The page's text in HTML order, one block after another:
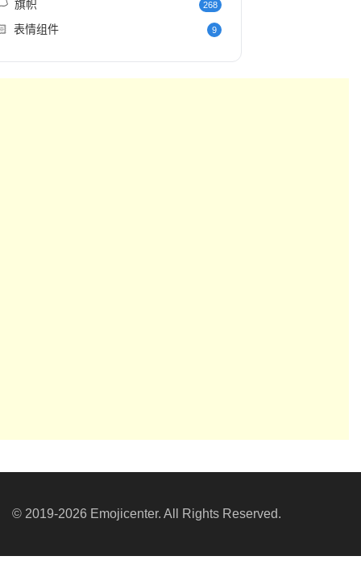
旗帜 268
表情组件 9
© 2019-2026 Emojicenter. All Rights Reserved.